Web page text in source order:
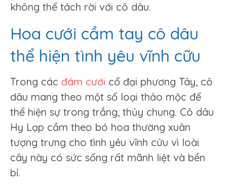
không thể tách rời với cô dâu.
Hoa cưới cầm tay cô dâu
thể hiện tình yêu vĩnh cữu
Trong các đám cưới cổ đại phương Tây, cô
dâu mang theo một số loại thảo mộc để
thể hiện sự trong trắng, thủy chung. Cô dâu
Hy Lạp cầm theo bó hoa thường xuân
tượng trưng cho tình yêu vĩnh cửu vì loài
cây này có sức sống rất mãnh liệt và bền
bỉ.